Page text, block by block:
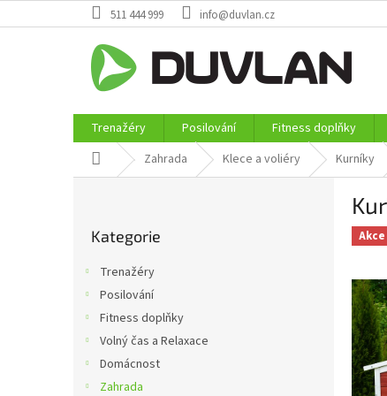
na
511 444 999 info@duvlan.cz
Trenažéry Posilování Fitness doplňky
Domů Zahrada Klece a voliéry Kurníky
kategorie
Kategorie
Trenažéry
Posilování
Fitness doplňky
Volný čas a Relaxace
Domácnost
Zahrada
Akce